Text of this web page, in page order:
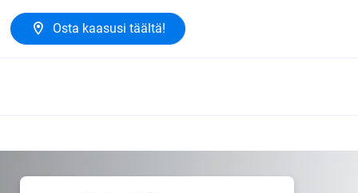
Osta kaasusi täältä!